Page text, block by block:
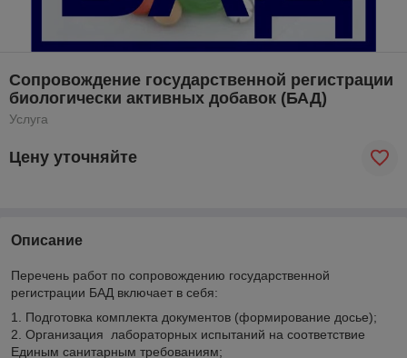
Сопровождение государственной регистрации
биологически активных добавок (БАД)
Услуга
Цену уточняйте
Описание
Перечень работ по сопровождению государственной
регистрации БАД включает в себя:
1. Подготовка комплекта документов (формирование досье);
2. Организация лабораторных испытаний на соответствие
Единым санитарным требованиям;